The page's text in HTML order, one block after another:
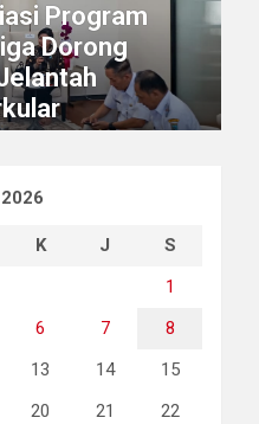
Program
Dorong
K J
S
1
6 7
8
13 14
15
20 21
22